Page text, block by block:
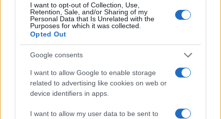
I want to opt-out of Collection, Use,
Retention, Sale, and/or Sharing of my
Personal Data that Is Unrelated with the
Purposes for which it was collected.
Opted Out
Google consents
I want to allow Google to enable storage
related to advertising like cookies on web or
device identifiers in apps.
I want to allow my user data to be sent to